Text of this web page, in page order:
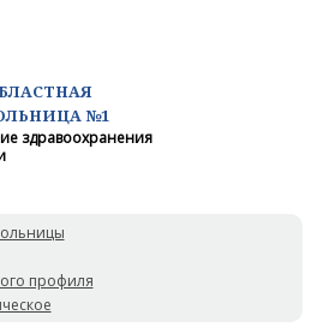
№1
здравоохранения
профиля